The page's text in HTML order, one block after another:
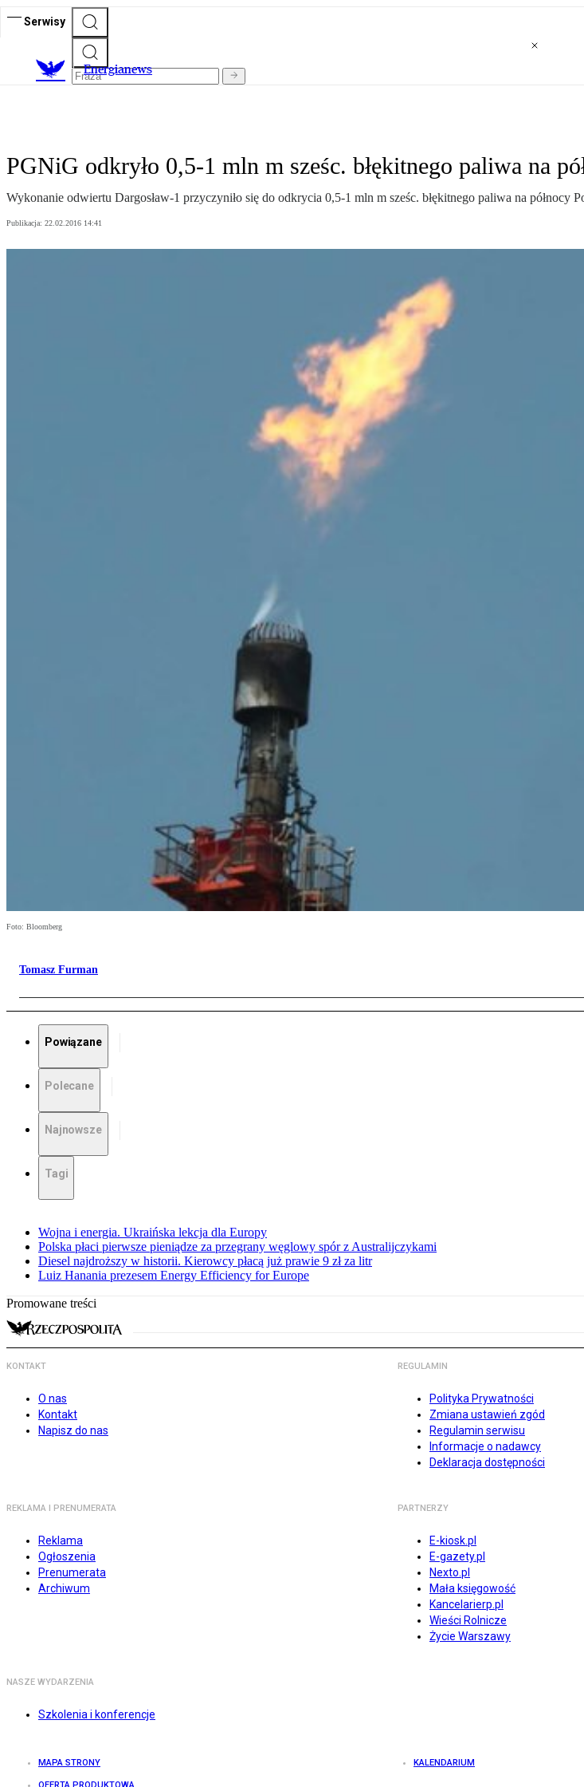
Serwisy
Energianews
PGNiG odkryło 0,5-1 mln m sześc. błękitnego paliwa na
Wykonanie odwiertu Dargosław-1 przyczyniło się do odkrycia 0,5-1 mln m sześc. błękitnego paliwa na północy
Publikacja: 22.02.2016 14:41
Foto: Bloomberg
Tomasz Furman
Powiązane
Polecane
Najnowsze
Tagi
Wojna i energia. Ukraińska lekcja dla Europy
Polska płaci pierwsze pieniądze za przegrany węglowy spór z Australijczykami
Diesel najdroższy w historii. Kierowcy płacą już prawie 9 zł za litr
Luiz Hanania prezesem Energy Efficiency for Europe
Promowane treści
KONTAKT
O nas
Kontakt
Napisz do nas
REGULAMIN
Polityka Prywatności
Zmiana ustawień zgód
Regulamin serwisu
Informacje o nadawcy
Deklaracja dostępności
REKLAMA I PRENUMERATA
Reklama
Ogłoszenia
Prenumerata
Archiwum
PARTNERZY
E-kiosk.pl
E-gazety.pl
Nexto.pl
Mała księgowość
Kancelarierp.pl
Wieści Rolnicze
Życie Warszawy
NASZE WYDARZENIA
Szkolenia i konferencje
MAPA STRONY KALENDARIUM